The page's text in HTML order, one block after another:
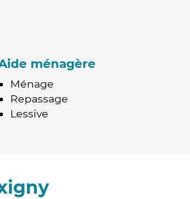
ménagère
Ménage
Repassage
Lessive